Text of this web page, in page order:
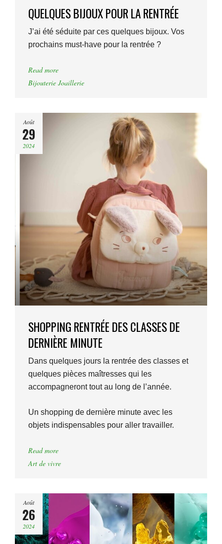
QUELQUES BIJOUX POUR LA RENTRÉE
J’ai été séduite par ces quelques bijoux. Vos
prochains must-have pour la rentrée ?
Read more
Bijouterie Joaillerie
Août
29
2024
SHOPPING RENTRÉE DES CLASSES DE
DERNIÈRE MINUTE
Dans quelques jours la rentrée des classes et
quelques pièces maîtresses qui les
accompagneront tout au long de l’année.
Un shopping de dernière minute avec les
objets indispensables pour aller travailler.
Read more
Art de vivre
Août
26
2024